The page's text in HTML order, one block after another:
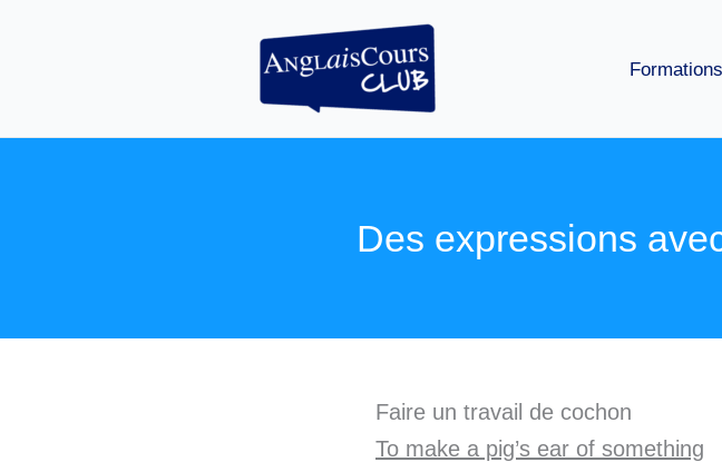
Formations
Des expressions
Faire un travail de cochon
To make a pig’s ear of something